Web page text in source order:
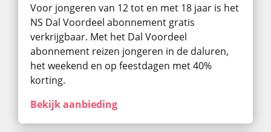
Voor jongeren van 12 tot en met 18 jaar is het
NS Dal Voordeel abonnement gratis
verkrijgbaar. Met het Dal Voordeel
abonnement reizen jongeren in de daluren,
het weekend en op feestdagen met 40%
korting.
Bekijk aanbieding